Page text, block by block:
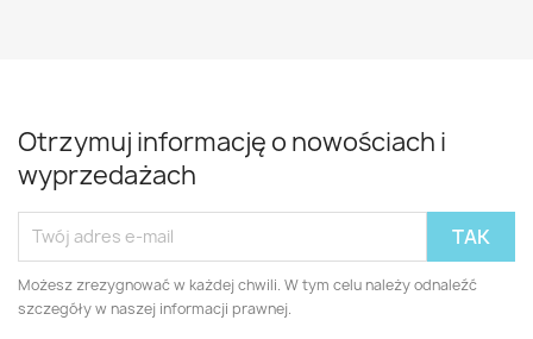
Otrzymuj informację o nowościach i
wyprzedażach
Możesz zrezygnować w każdej chwili. W tym celu należy odnaleźć
szczegóły w naszej informacji prawnej.